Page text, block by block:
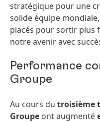
stratégique pour une
solide équipe
placés pour sortir plus
notre avenir avec
Performance
Groupe
Au cours du troisième
Groupe ont augmenté